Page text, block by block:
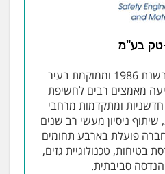
טק בע"מ
סייף-טק בע"מ נוסדה בשנת 1986 וממוקמת בעיר
מאמצים רבים לחשיפת
חדשניות ומתקדמות מרחבי
שיתוף ניסיון מעשי רב שנים
פועלת בארבע תחומים
בטיחות, טכנולוגיית גזים,
והנדסה סביבתית.